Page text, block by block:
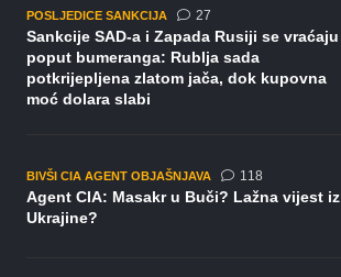
POSLJEDICE SANKCIJA 27komentara
Sankcije SAD-a i Zapada Rusiji se vraćaju
poput bumeranga: Rublja sada
potkrijepljena zlatom jača, dok kupovna
moć dolara slabi
BIVŠI CIA AGENT OBJAŠNJAVA 118komentara
Agent CIA: Masakr u Buči? Lažna vijest iz
Ukrajine?